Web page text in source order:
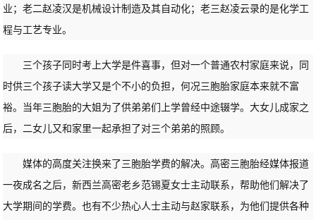
业；老二赵凌汉是机械设计制造及其自动化；老三赵凌云录的是化学工
程与工艺专业。
三个孩子同时考上大学是件喜事，但对一个普通农村家庭来说，同
时供三个孩子读大学又是个不小的负担，何况三胞胎家庭本来就不富
裕。当年三胞胎的大姐为了供弟弟们上学曾经中途辍学。大女儿成家之
后，二女儿又和家里一起承担了对三个弟弟的照顾。
媒体的高度关注换来了三胞胎学费的解决。高密三胞胎经媒体报道
一夜成名之后，新西兰高密老乡范锡夏女士主动联系，帮助他们解决了
大学期间的学费。也有不少热心人士主动与赵家联系，为他们提供各种